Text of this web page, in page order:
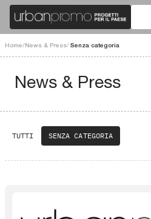
Home/News & Press/Senza categoria
News & Press
TUTTI SENZA CATEGORIA